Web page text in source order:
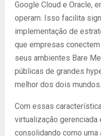
Google Cloud e Oracle,
operam. Isso facilita
implementação de
que empresas
seus ambientes Bare
públicas de grandes
melhor dos dois mundos.
Com essas
virtualização
consolidando como